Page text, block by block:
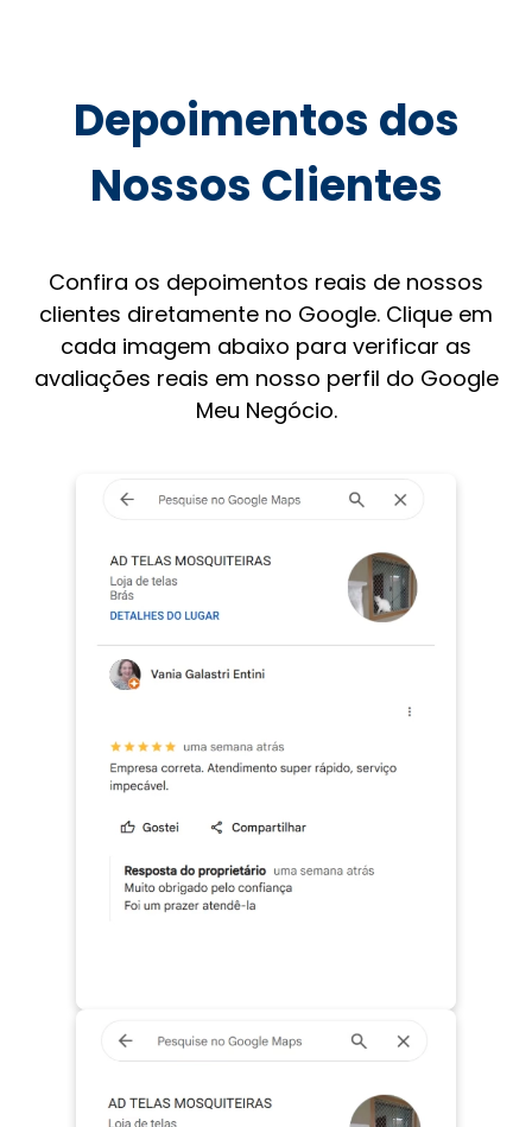
Depoimentos dos
Nossos Clientes
Confira os depoimentos reais de nossos
clientes diretamente no Google. Clique em
cada imagem abaixo para verificar as
avaliações reais em nosso perfil do Google
Meu Negócio.